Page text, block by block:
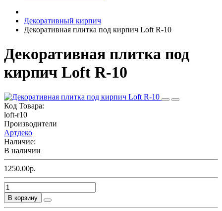
Декоративный кирпич
Декоративная плитка под кирпич Loft R-10
Декоративная плитка под
кирпич Loft R-10
Код Товара:
loft-r10
Производители
Артдеко
Наличие:
В наличии
1250.00р.
В корзину